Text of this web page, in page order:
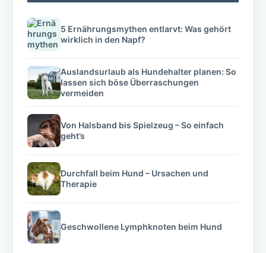
5 Ernährungsmythen entlarvt: Was gehört
wirklich in den Napf?
Auslandsurlaub als Hundehalter planen: So
lassen sich böse Überraschungen
vermeiden
Von Halsband bis Spielzeug – So einfach
geht’s
Durchfall beim Hund – Ursachen und
Therapie
Geschwollene Lymphknoten beim Hund